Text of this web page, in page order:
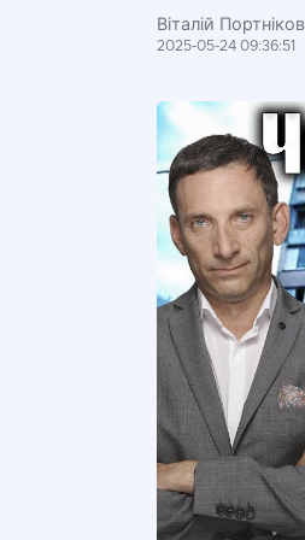
Віталій Портніков
2025-05-24 09:36:51